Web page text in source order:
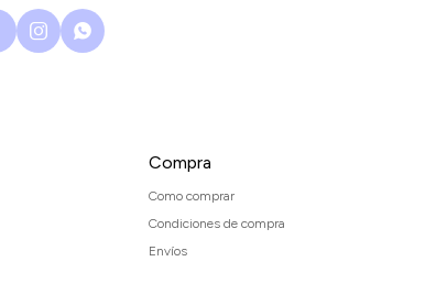
Compra
Como comprar
Condiciones de compra
Envíos
 